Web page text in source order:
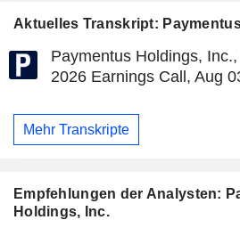
Aktuelles Transkript:
Paymentus Holdings,
2026 Earnings Call, Aug
Mehr Transkripte
Empfehlungen der Analysten:
Holdings, Inc.